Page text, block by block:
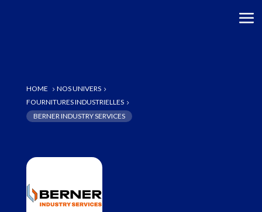
HOME 5 NOS UNIVERS5
FOURNITURES INDUSTRIELLES5
BERNER INDUSTRY SERVICES